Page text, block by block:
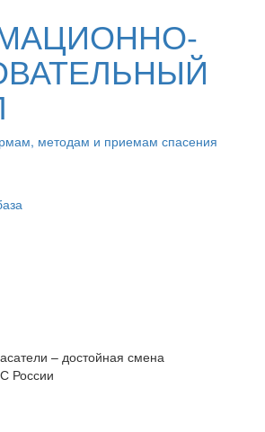
методам и приемам спасения
– достойная смена
России